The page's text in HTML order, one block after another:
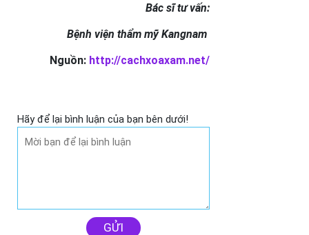
Bác sĩ tư vấn:
Bệnh viện thẩm mỹ Kangnam
Nguồn: http://cachxoaxam.net/
Hãy để lại bình luận của bạn bên dưới!
GỬI